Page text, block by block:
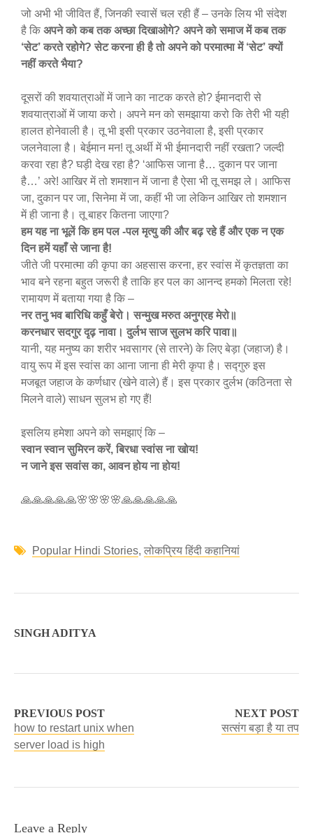
जो अभी भी जीवित हैं, जिनकी स्वासें चल रही हैं – उनके लिय भी संदेश
है कि अपने को कब तक अच्छा दिखाओगे? अपने को समाज में कब तक
‘सेट’ करते रहोगे? सेट करना ही है तो अपने को परमात्मा में ‘सेट’ क्यों
नहीं करते भैया?
दूसरों की शवयात्राओं में जाने का नाटक करते हो? ईमानदारी से
शवयात्राओं में जाया करो। अपने मन को समझाया करो कि तेरी भी यही
हालत होनेवाली है। तू भी इसी प्रकार उठनेवाला है, इसी प्रकार
जलनेवाला है। बेईमान मन! तू अर्थी में भी ईमानदारी नहीं रखता? जल्दी
करवा रहा है? घड़ी देख रहा है? ‘आफिस जाना है… दुकान पर जाना
है…’ अरे! आखिर में तो शमशान में जाना है ऐसा भी तू समझ ले। आफिस
जा, दुकान पर जा, सिनेमा में जा, कहीं भी जा लेकिन आखिर तो शमशान
में ही जाना है। तू बाहर कितना जाएगा?
हम यह ना भूलें कि हम पल -पल मृत्यु की और बढ़ रहे हैं और एक न एक
दिन हमें यहाँ से जाना है!
जीते जी परमात्मा की कृपा का अहसास करना, हर स्वांस में कृतज्ञता का
भाव बने रहना बहुत जरूरी है ताकि हर पल का आनन्द हमको मिलता रहे!
रामायण में बताया गया है कि –
नर तनु भव बारिधि कहुँ बेरो। सन्मुख मरुत अनुग्रह मेरो॥
करनधार सदगुर दृढ़ नावा। दुर्लभ साज सुलभ करि पावा॥
यानी, यह मनुष्य का शरीर भवसागर (से तारने) के लिए बेड़ा (जहाज) है।
वायु रूप में इस स्वांस का आना जाना ही मेरी कृपा है। सद्गुरु इस
मजबूत जहाज के कर्णधार (खेने वाले) हैं। इस प्रकार दुर्लभ (कठिनता से
मिलने वाले) साधन सुलभ हो गए हैं!
इसलिय हमेशा अपने को समझाएं कि –
स्वान स्वान सुमिरन करें, बिरधा स्वांस ना खोय!
न जाने इस सवांस का, आवन होय ना होय!
🙏🙏🙏🙏🙏🌸🌸🌸🌸🙏🙏🙏🙏🙏
Popular Hindi Stories, लोकप्रिय हिंदी कहानियां
SINGH ADITYA
PREVIOUS POST
how to restart unix when
server load is high
NEXT POST
सत्संग बड़ा है या तप
Leave a Reply